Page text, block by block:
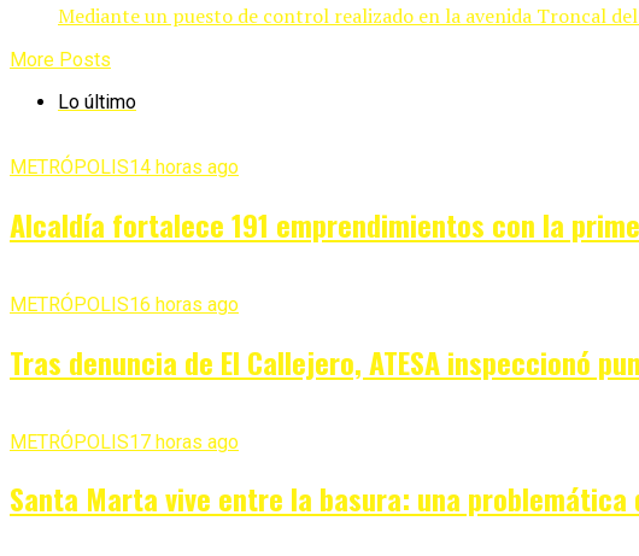
Mediante un puesto de control realizado en la avenida Troncal
More Posts
Lo último
METRÓPOLIS14 horas ago
Alcaldía fortalece 191 emprendimientos con la
METRÓPOLIS16 horas ago
Tras denuncia de El Callejero, ATESA inspeccionó
METRÓPOLIS17 horas ago
Santa Marta vive entre la basura: una